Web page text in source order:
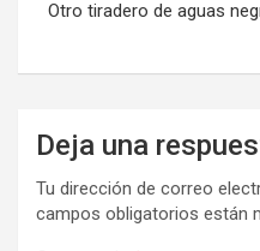
Otro tiradero de aguas
Deja una
Tu dirección de correo
campos obligatorios están